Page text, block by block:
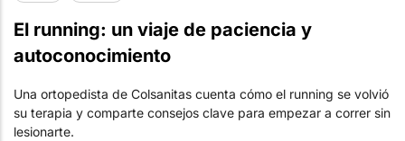
El running: un viaje de paciencia y
autoconocimiento
Una ortopedista de Colsanitas cuenta cómo el running se volvió
su terapia y comparte consejos clave para empezar a correr sin
lesionarte.